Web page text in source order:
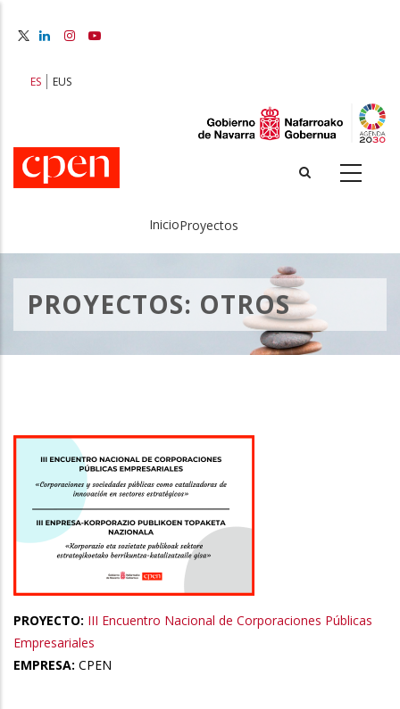
principal
ES EUS
Sobrescribir
enlaces
de
ayuda
navegación
InicioProyectos
PROYECTOS: OTROS
PROYECTO: III Encuentro Nacional de Corporaciones Públicas
Empresariales
EMPRESA: CPEN